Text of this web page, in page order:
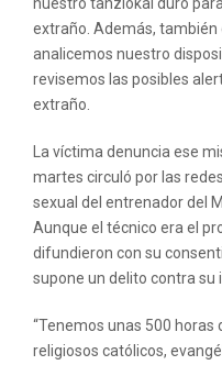
extraño. Además,
analicemos nuestro
revisemos las posibles
extraño.
La víctima denuncia ese
martes circuló por las
sexual del entrenador del
Aunque el técnico era el
difundieron con su
supone un delito contra su
“Tenemos unas 500 horas
religiosos católicos,